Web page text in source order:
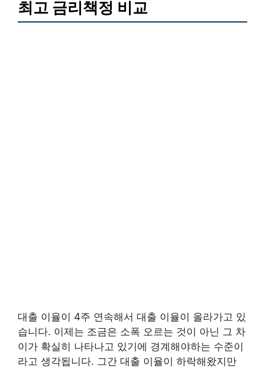
최고 금리책정 비교
대출 이율이 4주 연속해서 대출 이율이 올라가고 있
습니다. 이제는 조금은 소폭 오르는 것이 아닌 그 차
이가 확실히 나타나고 있기에 경계해야하는 수준이
라고 생각됩니다. 그간 대출 이율이 하락해왔지만